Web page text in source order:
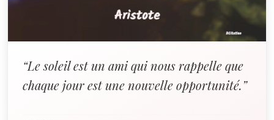
“Le soleil est un ami qui nous rappelle que
chaque jour est une nouvelle opportunité.”